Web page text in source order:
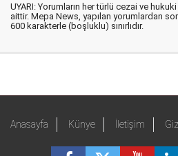
UYARI: Yorumların her türlü cezai ve
aittir. Mepa News, yapılan yorumlardan
600 karakterle (boşluklu) sınırlıdır.
Anasayfa Künye İletişim